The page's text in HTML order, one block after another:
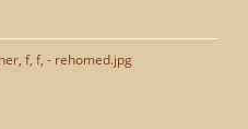
f, f, - rehomed.jpg